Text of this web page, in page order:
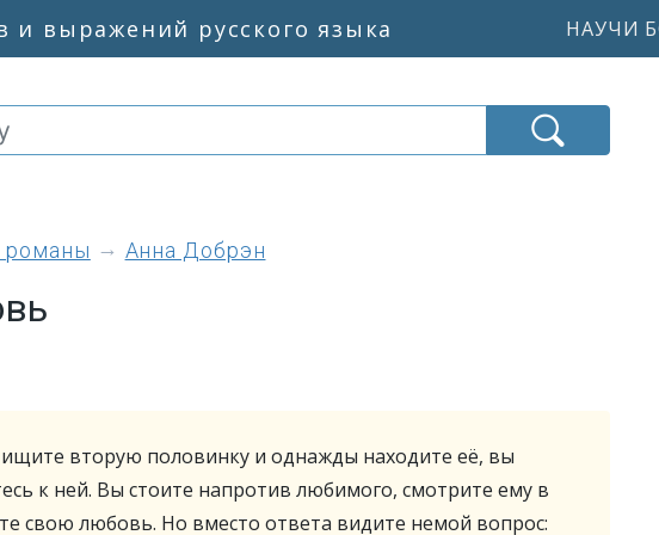
и выражений русского языка НАУЧИ
романы Анна Добрэн
вторую половинку и однажды находите её, вы
к ней. Вы стоите напротив любимого, смотрите ему в
свою любовь. Но вместо ответа видите немой вопрос: